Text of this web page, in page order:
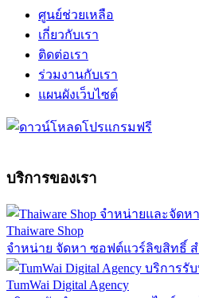
ศูนย์ช่วยเหลือ
เกี่ยวกับเรา
ติดต่อเรา
ร่วมงานกับเรา
แผนผังเว็บไซต์
บริการของเรา
Thaiware Shop
จำหน่าย จัดหา ซอฟต์แวร์ลิขสิทธิ์
TumWai Digital Agency